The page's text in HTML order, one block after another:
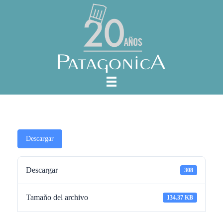
Descargar
Descargar 308
Tamaño del archivo 134.37 KB